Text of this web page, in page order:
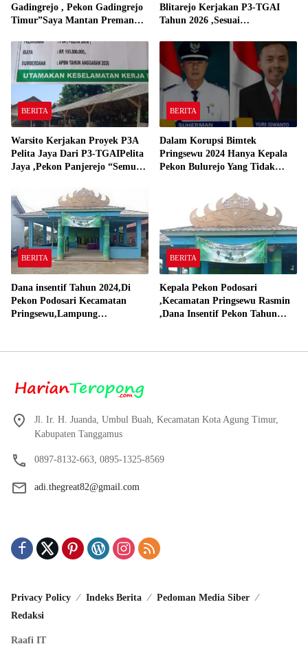
Gadingrejo , Pekon Gadingrejo
Timur”Saya Mantan Preman
Gadingrejo Tahun 2000″
Blitarejo Kerjakan P3-TGAI
Tahun 2026 ,Sesuai
BERITA
Warsito Kerjakan Proyek P3A
Pelita Jaya Dari P3-TGAIPelita
Jaya ,Pekon Panjerejo “Semua
BERITA
Dalam Korupsi Bimtek
Pringsewu 2024 Hanya Kepala
Pekon Bulurejo Yang Tidak
BERITA
Dana insentif Tahun 2024,Di
Pekon Podosari Kecamatan
Pringsewu,Lampung
BERITA
Kepala Pekon Podosari
,Kecamatan Pringsewu Rasmin
,Dana Insentif Pekon Tahun
Jl. Ir. H. Juanda, Umbul Buah, Kecamatan Kota Agung Timur,
Kabupaten Tanggamus
0897-8132-663, 0895-1325-8569
adi.thegreat82@gmail.com
Privacy Policy Indeks Berita
Pedoman Media Siber
Redaksi
Raafi IT